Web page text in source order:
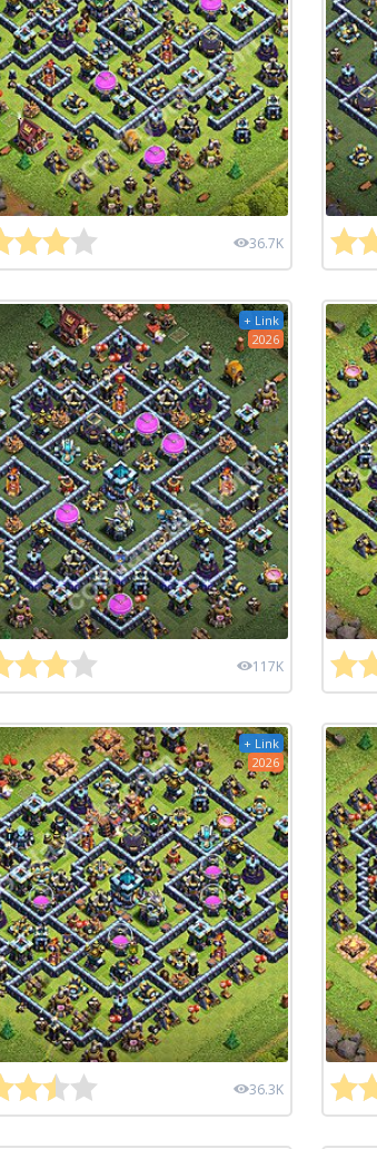
36.7K
+ Link
2026
117K
+ Link
2026
36.3K